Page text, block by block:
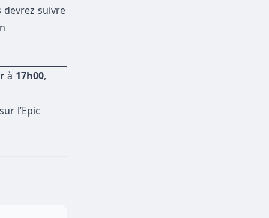
devrez suivre
à 17h00,
l’Epic